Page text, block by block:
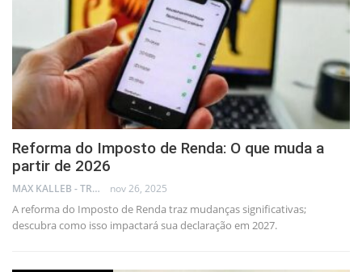
Reforma do Imposto de Renda: O que muda a
partir de 2026
MAX KALLEB - TRADER nov 26, 2025
A reforma do Imposto de Renda traz mudanças significativas;
descubra como isso impactará sua declaração em 2027.